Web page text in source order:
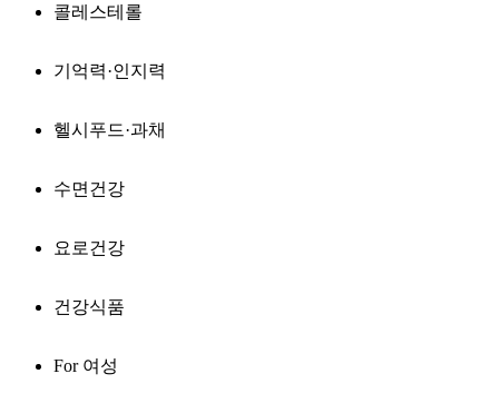
콜레스테롤
기억력·인지력
헬시푸드·과채
수면건강
요로건강
건강식품
For 여성